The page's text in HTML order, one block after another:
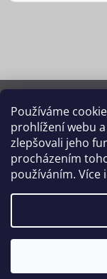
Používáme
prohlížení webu
zlepšovali jeho
procházením
používáním. Více
Copyright 2026
Grafický návrh